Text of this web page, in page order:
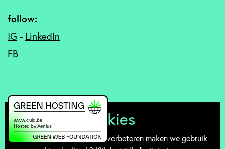
follow:
IG - LinkedIn
FB
Mmmm... cookies
Om je gebruikservaring te verbeteren maken we gebruik